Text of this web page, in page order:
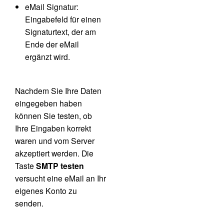
eMail Signatur:
Eingabefeld für einen
Signaturtext, der am
Ende der eMail
ergänzt wird.
Nachdem Sie Ihre Daten
eingegeben haben
können Sie testen, ob
Ihre Eingaben korrekt
waren und vom Server
akzeptiert werden. Die
Taste SMTP testen
versucht eine eMail an Ihr
eigenes Konto zu
senden.